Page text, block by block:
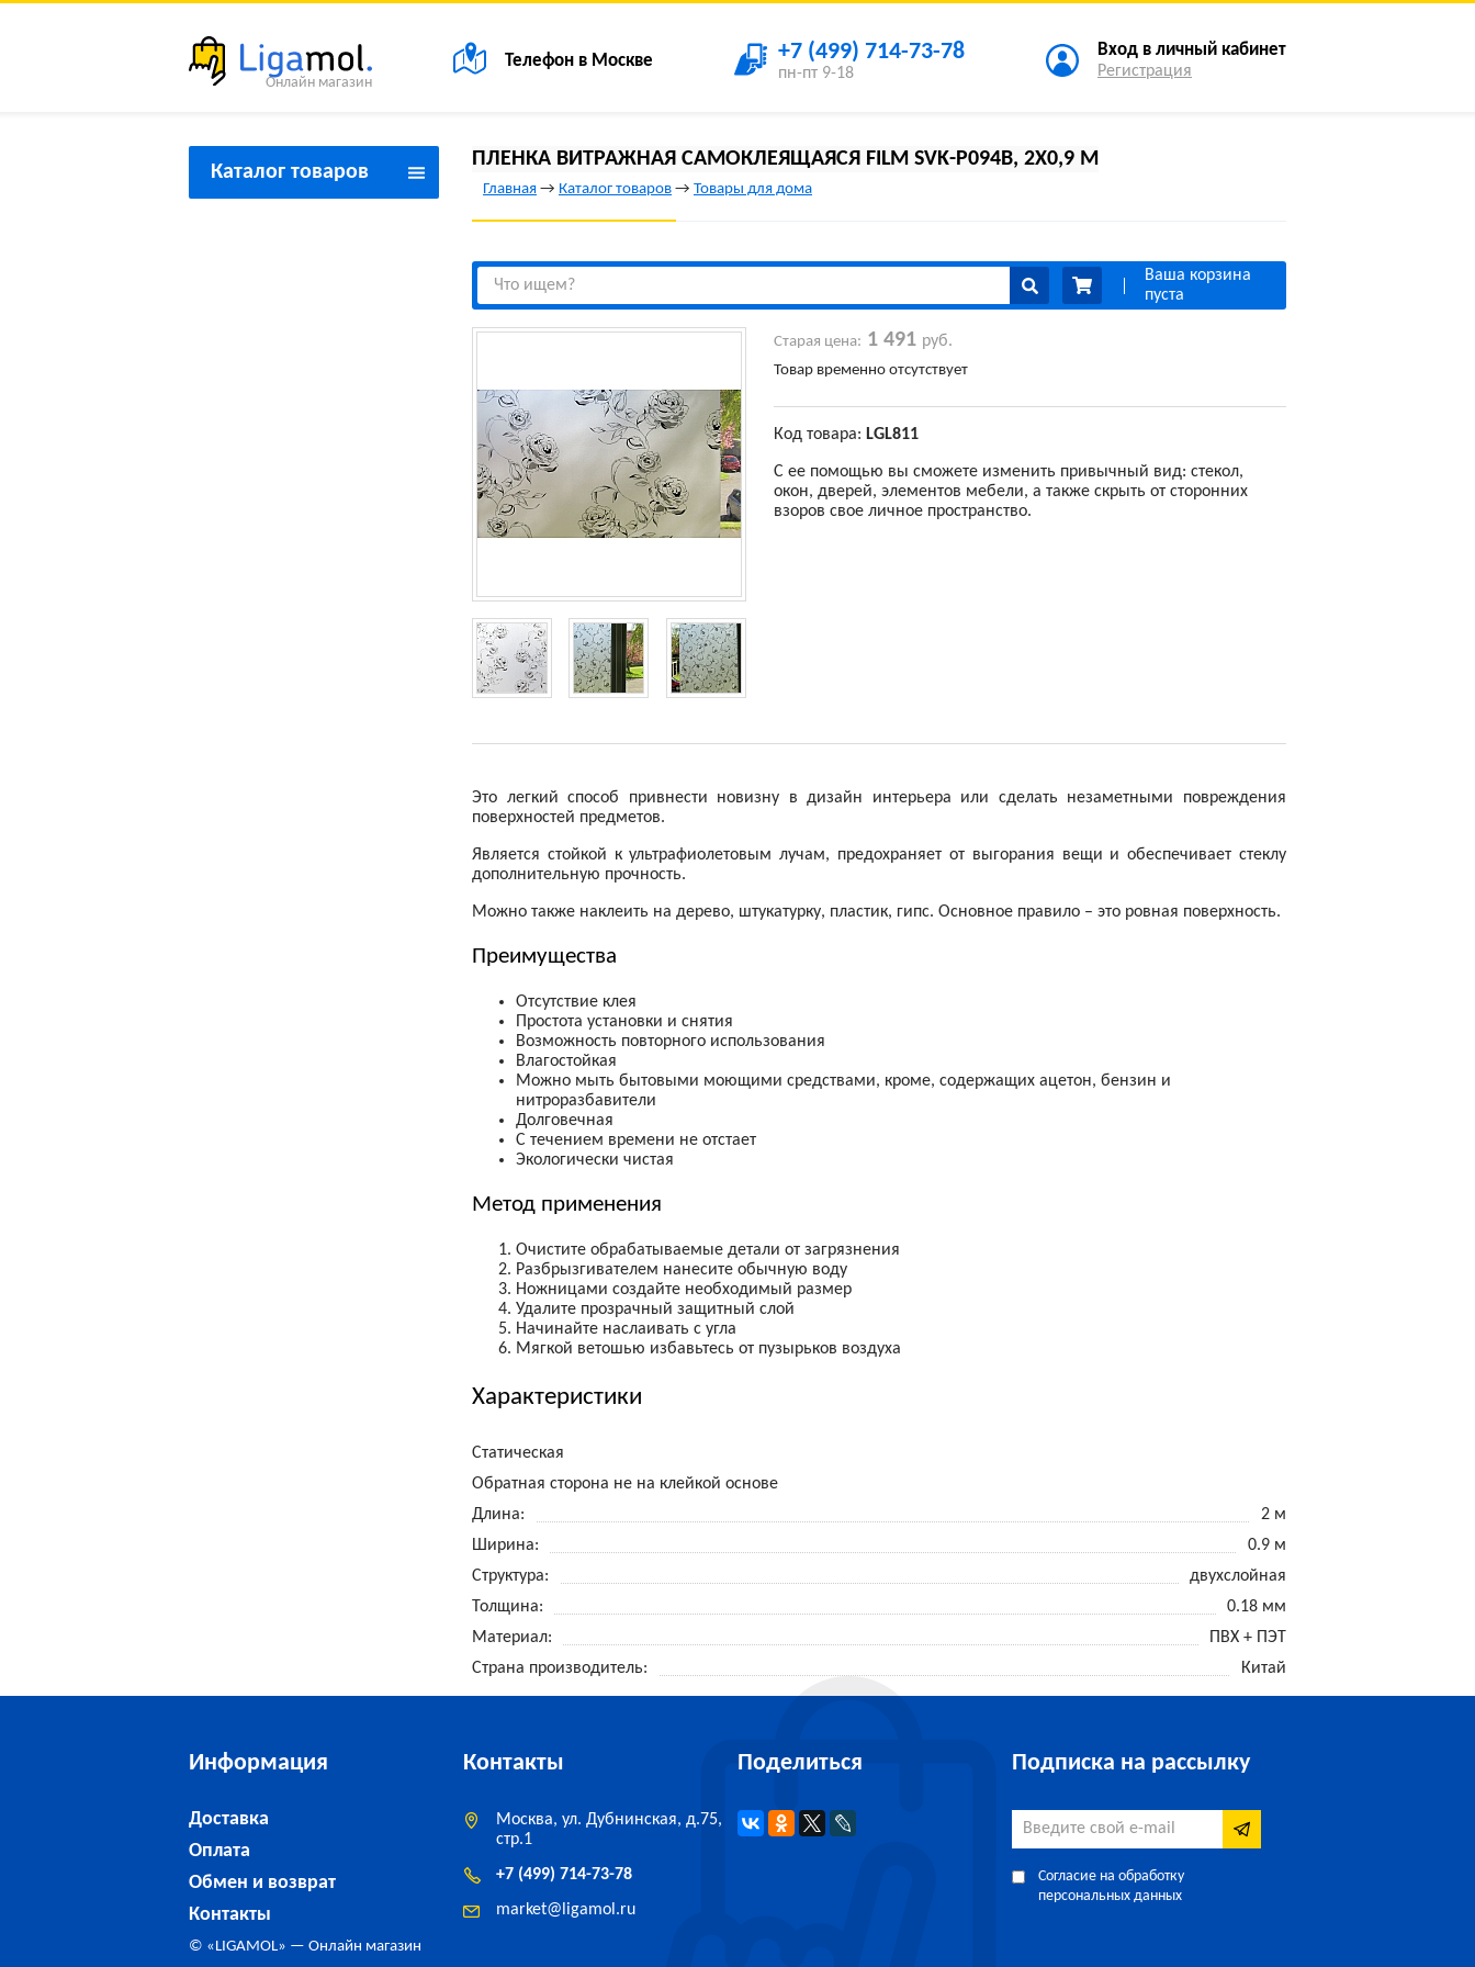
ПЛЕНКА ВИТРАЖНАЯ САМОКЛЕЯЩАЯСЯ FILM SVK-P094B, 2Х0,9 М
Главная → Каталог товаров → Товары для дома
Ваша корзина
пуста
Старая цена: 1 491 руб.
Товар временно отсутствует
Код товара: LGL811
С ее помощью вы сможете изменить привычный вид: стекол,
окон, дверей, элементов мебели, а также скрыть от сторонних
взоров свое личное пространство.
Это легкий способ привнести новизну в дизайн интерьера или сделать незаметными повреждения
поверхностей предметов.
Является стойкой к ультрафиолетовым лучам, предохраняет от выгорания вещи и обеспечивает стеклу
дополнительную прочность.
Можно также наклеить на дерево, штукатурку, пластик, гипс. Основное правило – это ровная поверхность.
Преимущества
Отсутствие клея
Простота установки и снятия
Возможность повторного использования
Влагостойкая
Можно мыть бытовыми моющими средствами, кроме, содержащих ацетон, бензин и
нитроразбавители
Долговечная
С течением времени не отстает
Экологически чистая
Метод применения
Очистите обрабатываемые детали от загрязнения
Разбрызгивателем нанесите обычную воду
Ножницами создайте необходимый размер
Удалите прозрачный защитный слой
Начинайте наслаивать с угла
Мягкой ветошью избавьтесь от пузырьков воздуха
Характеристики
Статическая
Обратная сторона не на клейкой основе
Длина
2 м
Ширина
0.9 м
Структура
двухслойная
Толщина
0.18 мм
Материал
ПВХ + ПЭТ
Страна производитель
Китай
Каталог товаров
Подписка на рассылку
Согласие на обработку
персональных данных
Информация
Доставка
Оплата
Обмен и возврат
Контакты
Поделиться
Контакты
Москва, ул. Дубнинская, д.75,
стр.1
+7 (499) 714-73-78
market@ ligamol.ru
© «LIGAMOL» — Онлайн магазин
Онлайн магазин
Телефон в Москве +7 (499) 714-73-78
пн-пт 9-18
Вход в личный кабинет
Регистрация